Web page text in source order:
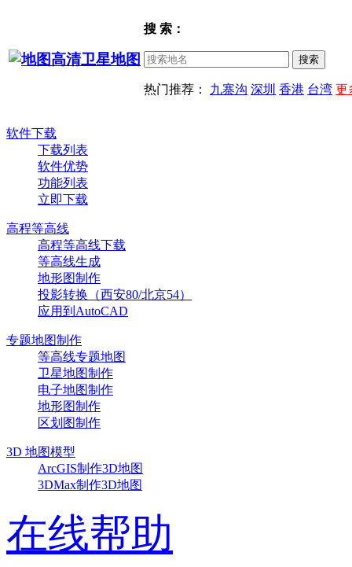
搜 索：
热门推荐： 九寨沟 深圳 香港 台湾 更
软件下载
下载列表
软件优势
功能列表
立即下载
高程等高线
高程等高线下载
等高线生成
地形图制作
投影转换（西安80/北京54）
应用到AutoCAD
专题地图制作
等高线专题地图
卫星地图制作
电子地图制作
地形图制作
区划图制作
3D 地图模型
ArcGIS制作3D地图
3DMax制作3D地图
在线帮助